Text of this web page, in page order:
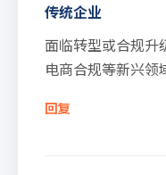
传统企业
面临转型或合规升
电商合规等新兴领
回复